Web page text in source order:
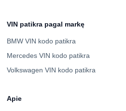
VIN patikra pagal markę
BMW VIN kodo patikra
Mercedes VIN kodo patikra
Volkswagen VIN kodo patikra
Apie